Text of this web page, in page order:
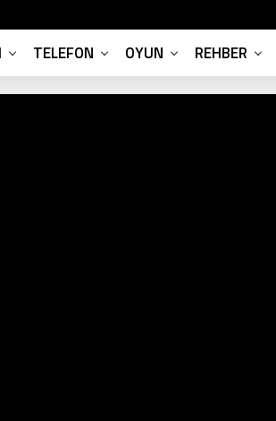
TELEFON OYUN REHBER